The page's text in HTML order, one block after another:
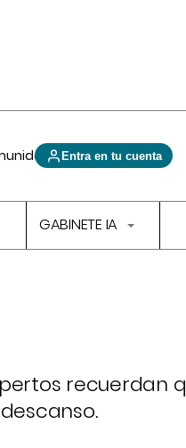
Entra en tu cuenta
GABINETE IA
recuerdan